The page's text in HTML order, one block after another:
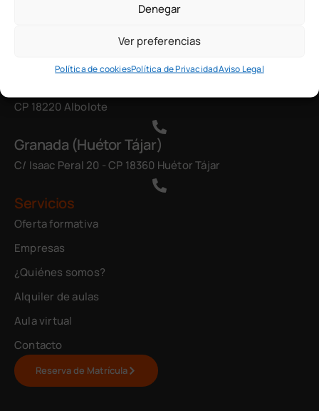
Denegar
Ver preferencias
Política de cookiesPolítica de PrivacidadAviso Legal
Servicios
Oferta formativa
Empresas
¿Quiénes somos?
Alquiler de aulas
Aula virtual
Contacto
Reserva de Matrícula
Av. de José Ortega y Gasset 146 (Polígono Industrial
Granada (Albolote)
CP 18220 Albolote
Granada (Huétor Tájar)
C/ Isaac Peral 20 - CP 18360 Huétor Tájar